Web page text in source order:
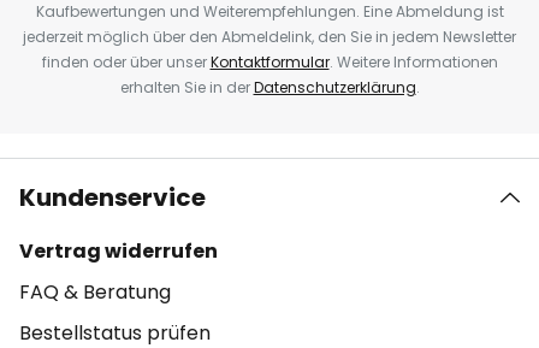
Kaufbewertungen und Weiterempfehlungen. Eine Abmeldung ist
jederzeit möglich über den Abmeldelink, den Sie in jedem Newsletter
finden oder über unserKontaktformular. Weitere Informationen
erhalten Sie in derDatenschutzerklärung.
Kundenservice
Vertrag widerrufen
FAQ & Beratung
Bestellstatus prüfen